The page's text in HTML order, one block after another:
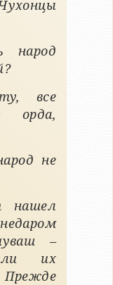
народ
все
орда,
не
нашел
–
их
Прежде